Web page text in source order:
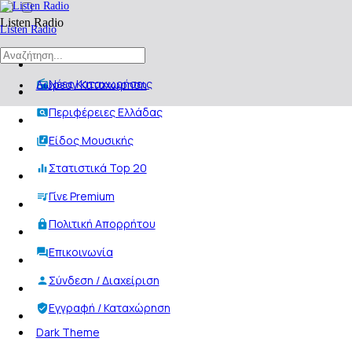
Listen Radio
Δωρεαν Καταχωρηση
Listen Radio
Αρχική
Νέες Καταχωρήσεις
Περιφέρειες Ελλάδας
Είδος Μουσικής
Στατιστικά Top 20
Γίνε Premium
Πολιτική Απορρήτου
Επικοινωνία
Σύνδεση / Διαχείριση
Εγγραφή / Καταχώρηση
Dark Theme